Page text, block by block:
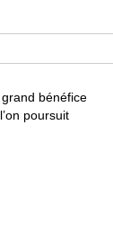
bénéfice
poursuit